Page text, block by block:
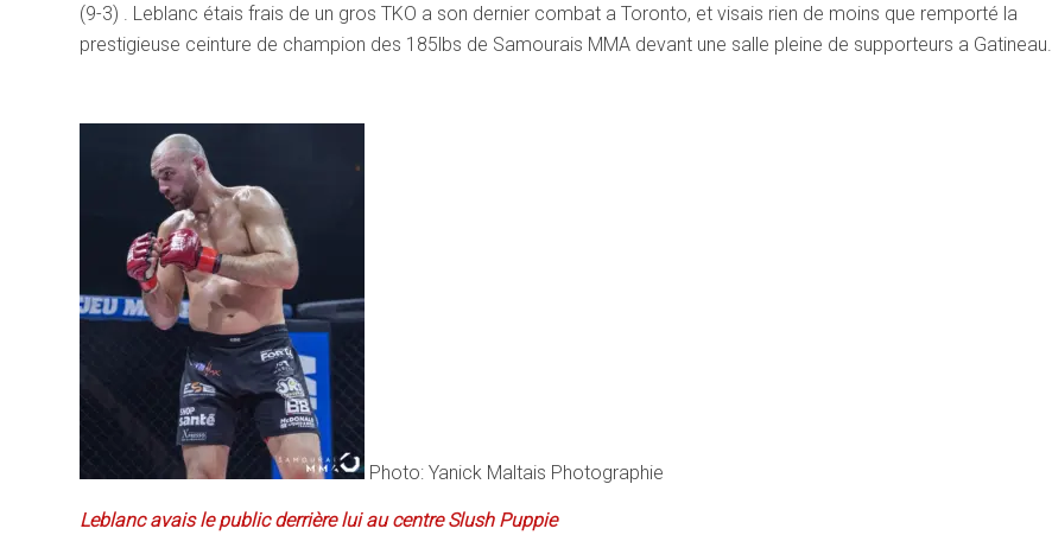
(9-3) . Leblanc étais frais de un gros TKO a son dernier combat a Toronto, et visais rien de moins que remporté la
prestigieuse ceinture de champion des 185lbs de Samourais MMA devant une salle pleine de supporteurs a Gatineau.
Photo: Yanick Maltais Photographie
Leblanc avais le public derrière lui au centre Slush Puppie